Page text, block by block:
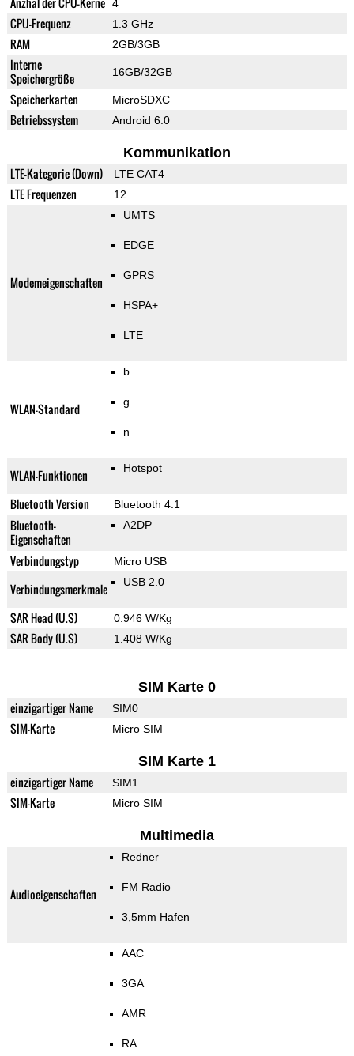
4
CPU-Frequenz 1.3 GHz
RAM 2GB/3GB
Interne
Speichergröße
16GB/32GB
Speicherkarten MicroSDXC
Betriebssystem Android 6.0
Kommunikation
LTE-Kategorie (Down) LTE CAT4
LTE Frequenzen 12
Modemeigenschaften
UMTS
EDGE
GPRS
HSPA+
LTE
WLAN-Standard
b
g
n
WLAN-Funktionen Hotspot
Bluetooth Version Bluetooth 4.1
Bluetooth-
Eigenschaften
A2DP
Verbindungstyp Micro USB
Verbindungsmerkmale USB 2.0
SAR Head (U.S) 0.946 W/Kg
SAR Body (U.S) 1.408 W/Kg
SIM Karte 0
einzigartiger Name SIM0
SIM-Karte Micro SIM
SIM Karte 1
einzigartiger Name SIM1
SIM-Karte Micro SIM
Multimedia
Audioeigenschaften
Redner
FM Radio
3,5mm Hafen
AAC
3GA
AMR
RA